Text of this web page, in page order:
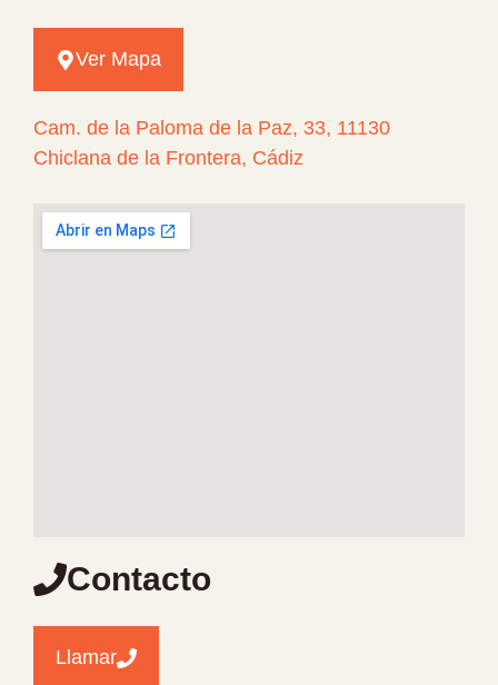
Ver Mapa
Cam. de la Paloma de la Paz, 33, 11130
Chiclana de la Frontera, Cádiz
Contacto
Llamar